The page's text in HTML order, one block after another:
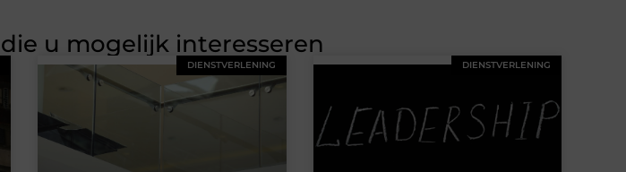
die u mogelijk interesseren
DIENSTVERLENING DIENSTVERLENING